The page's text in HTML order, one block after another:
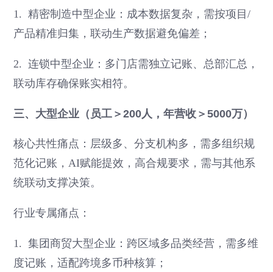
1. 精密制造中型企业：成本数据复杂，需按项目/
产品精准归集，联动生产数据避免偏差；
2. 连锁中型企业：多门店需独立记账、总部汇总，
联动库存确保账实相符。
三、大型企业（员工＞200人，年营收＞5000万）
核心共性痛点：层级多、分支机构多，需多组织规
范化记账，AI赋能提效，高合规要求，需与其他系
统联动支撑决策。
行业专属痛点：
1. 集团商贸大型企业：跨区域多品类经营，需多维
度记账，适配跨境多币种核算；